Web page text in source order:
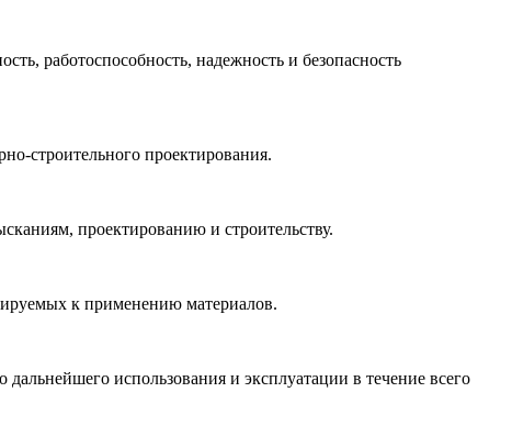
работоспособность, надежность и безопасность
строительного проектирования.
проектированию и строительству.
к применению материалов.
использования и эксплуатации в течение всего